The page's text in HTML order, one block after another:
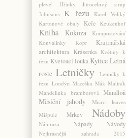
plevel
JIřinky
Jitrocelový sirup
Johnsons
K řezu
Karel Veliký
Kartonové obaly
Keře Keukenhof
Kniha Kokoza
Kompostování
Konvalinky
Kopr
Krajinářská
architektura Krásenka Květiny k
řezu Kvetoucí louka Kytice Letná
roste Letničky
Letničky k
řezu Londýn Maceška Mák Maliník
Mandelinka bramborová
Mandloň
Měsíční jahody
Micro leaves
Mišpule
Mrkev Nádoby
Námraza Nápady Návody
Nejkrásnější zahrada 2015